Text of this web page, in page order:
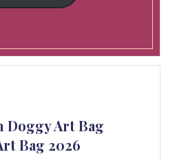
Doggy Art Bag
Bag 2026